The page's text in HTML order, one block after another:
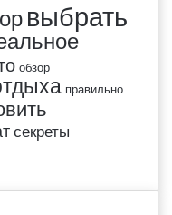
выбрать
обзор
правильно
секреты